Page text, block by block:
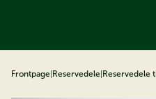
Frontpage Reservedele Reservedele